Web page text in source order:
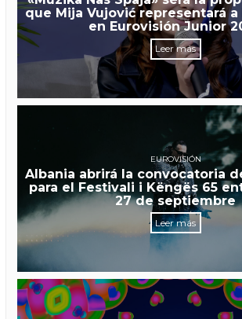
que Mija Vujović representará
en Eurovisión Junior
Leer más
EUROVISIÓN
Albania abrirá la convocatoria
para el Festivali i Këngës 65
27 de septiembre
Leer más